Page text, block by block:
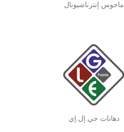
ماجوس إنترناشيونال
دهانات جي.إل.إي